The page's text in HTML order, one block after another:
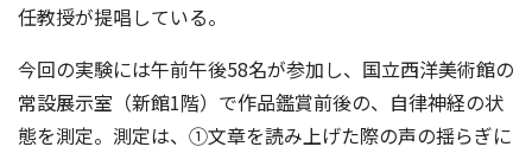
任教授が提唱している。
今回の実験には午前午後58名が参加し、国立西洋美術館の
常設展示室（新館1階）で作品鑑賞前後の、自律神経の状
態を測定。測定は、①文章を読み上げた際の声の揺らぎに